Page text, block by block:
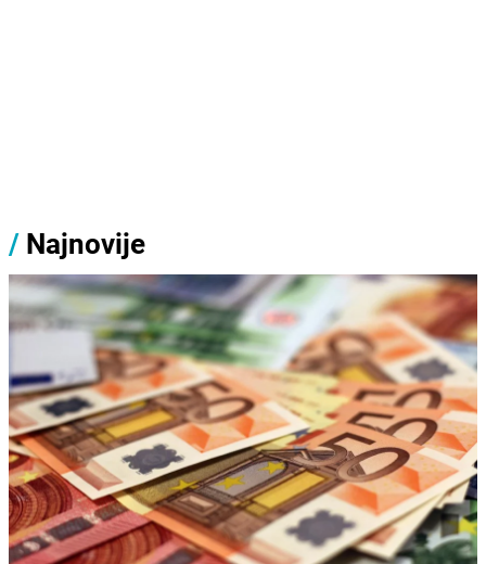
/ Najnovije